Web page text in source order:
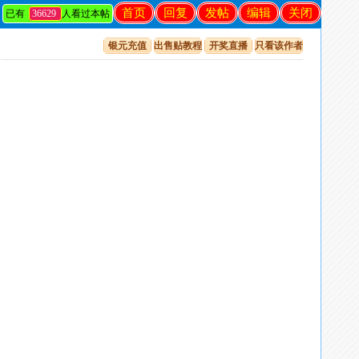
关闭
编辑
发帖
回复
首页
已有 36629 人看过本帖
银元充值 出售贴教程 开奖直播 只看该作者